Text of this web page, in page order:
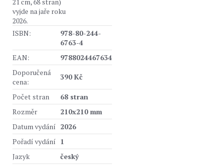
vyjde na jaře roku
2026.
ISBN:
978-80-244-
6763-4
EAN:
9788024467634
Doporučená
cena:
390 Kč
Počet stran
68 stran
Rozměr
210x210 mm
Datum vydání 2026
Pořadí vydání 1
Jazyk
český